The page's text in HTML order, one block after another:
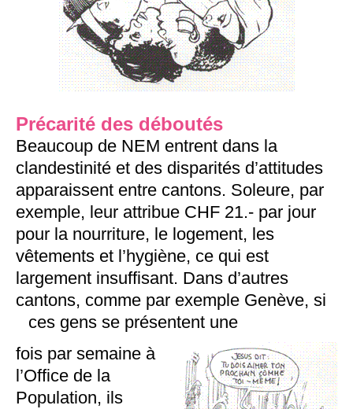
Précarité des déboutés
Beaucoup de NEM entrent dans la
clandestinité et des disparités d’attitudes
apparaissent entre cantons. Soleure, par
exemple, leur attribue CHF 21.- par jour
pour la nourriture, le logement, les
vêtements et l’hygiène, ce qui est
largement insuffisant. Dans d’autres
cantons, comme par exemple Genève, si
ces gens se présentent une
fois par semaine à
l’Office de la
Population, ils